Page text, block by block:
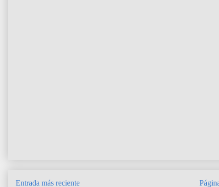
Entrada más reciente